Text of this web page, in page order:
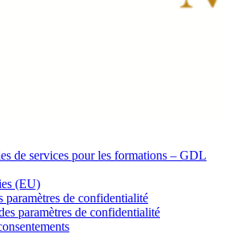
de services pour les formations – GDL
(EU)
paramètres de confidentialité
paramètres de confidentialité